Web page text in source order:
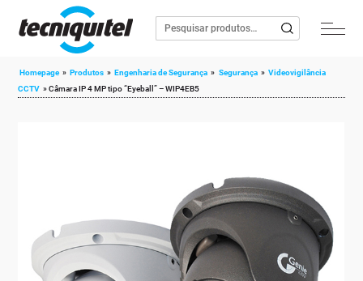
Homepage » Produtos » Engenharia de Segurança » Segurança » Videovigilância
CCTV »Câmara IP 4 MP tipo “Eyeball” – WIP4EB5